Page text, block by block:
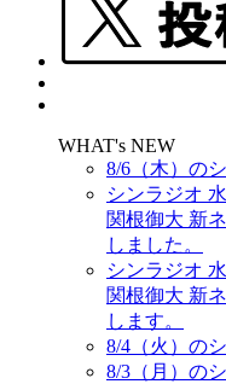
WHAT's NEW
8/6（木）の
シンラジオ
関根御大 新
しました。
シンラジオ
関根御大 新
します。
8/4（火）の
8/3（月）の